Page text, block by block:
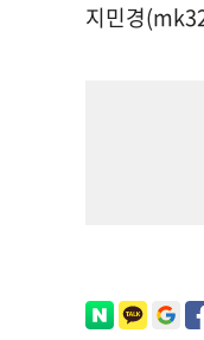
지민경(